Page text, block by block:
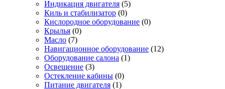
Индикация двигателя (5)
Киль и стабилизатор (0)
Кислородное оборудование (0)
Крылья (0)
Масло (7)
Навигационное оборудование (12)
Оборудование салона (1)
Освещение (3)
Остекление кабины (0)
Питание двигателя (1)